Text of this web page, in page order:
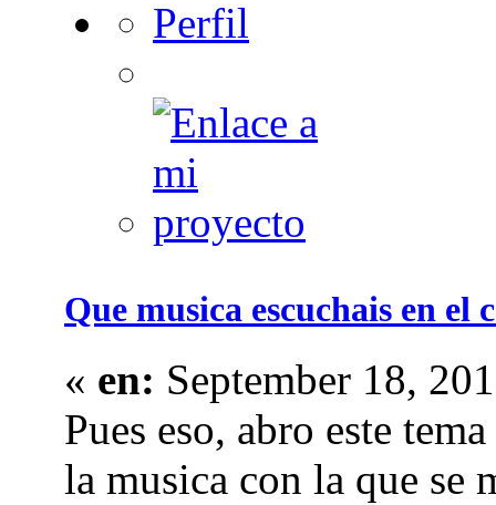
Que musica escuchais en el
« en: September 18,
Pues eso, abro este
la musica con la que se